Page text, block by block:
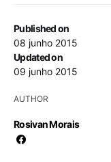
Published on
08 junho 2015
Updated on
09 junho 2015
AUTHOR
Rosivan Morais